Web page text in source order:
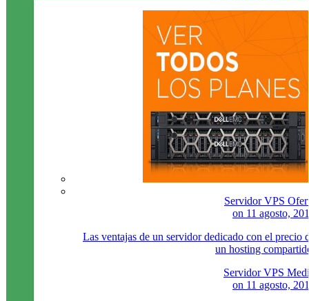
Servidor VPS
on 11 agosto,
Las ventajas de un servidor dedicado con el precio
un hosting
Servidor VPS
on 11 agosto,